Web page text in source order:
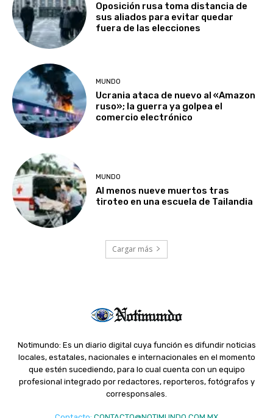
Oposición rusa toma distancia de
sus aliados para evitar quedar
fuera de las elecciones
MUNDO
Ucrania ataca de nuevo al «Amazon
ruso»; la guerra ya golpea el
comercio electrónico
MUNDO
Al menos nueve muertos tras
tiroteo en una escuela de Tailandia
Cargar más
Notimundo: Es un diario digital cuya función es difundir noticias
locales, estatales, nacionales e internacionales en el momento
que estén sucediendo, para lo cual cuenta con un equipo
profesional integrado por redactores, reporteros, fotógrafos y
corresponsales.